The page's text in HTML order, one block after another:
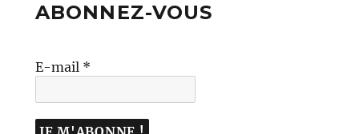
ABONNEZ-VOUS
E-mail *